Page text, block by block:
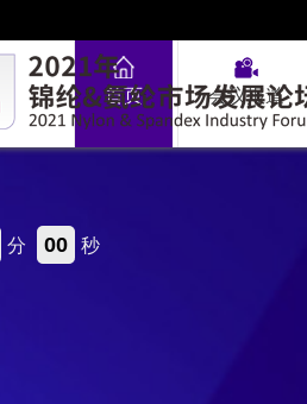
首页 会议报道
分 00 秒